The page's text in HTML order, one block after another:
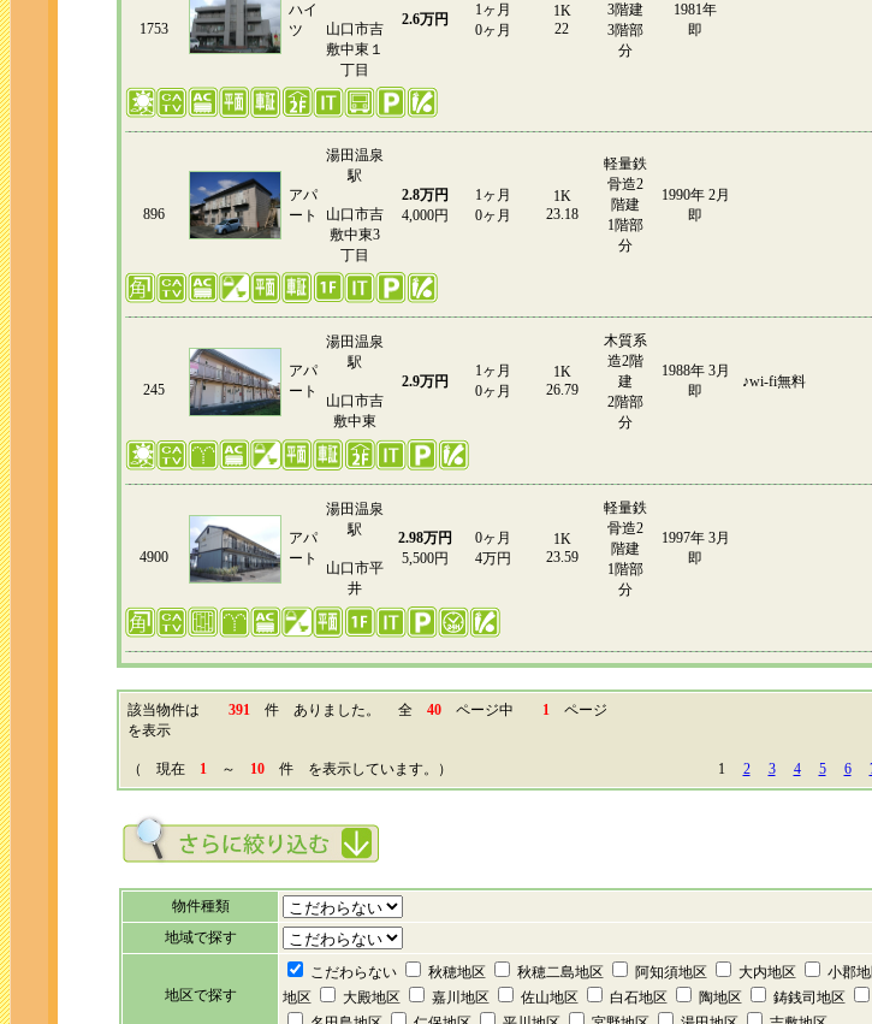
1753
ハイ
ツ
山口市吉
敷中東１
丁目
2.6万円
1ヶ月
0ヶ月
1K
22
3階建
3階部
分
1981年
即
896
アパ
ート
湯田温泉
駅
山口市吉
敷中東3
丁目
2.8万円
4,000円
1ヶ月
0ヶ月
1K
23.18
軽量鉄
骨造2
階建
1階部
分
1990年 2月
即
245
アパ
ート
湯田温泉
駅
山口市吉
敷中東
2.9万円
1ヶ月
0ヶ月
1K
26.79
木質系
造2階
建
2階部
分
1988年 3月
即
♪wi-fi無料
4900
アパ
ート
湯田温泉
駅
山口市平
井
2.98万円
5,500円
0ヶ月
4万円
1K
23.59
軽量鉄
骨造2
階建
1階部
分
1997年 3月
即
該当物件は 391件 ありました。 全 40ページ中 1ページ
を表示
（ 現在 1～ 10件 を表示しています。） 1 2 3 4 5 6
物件種類
地域で探す
地区で探す
こだわらない 秋穂地区 秋穂二島地区 阿知須地区 大内地区 小郡
地区
大殿地区 嘉川地区 佐山地区 白石地区 陶地区 鋳銭司地区